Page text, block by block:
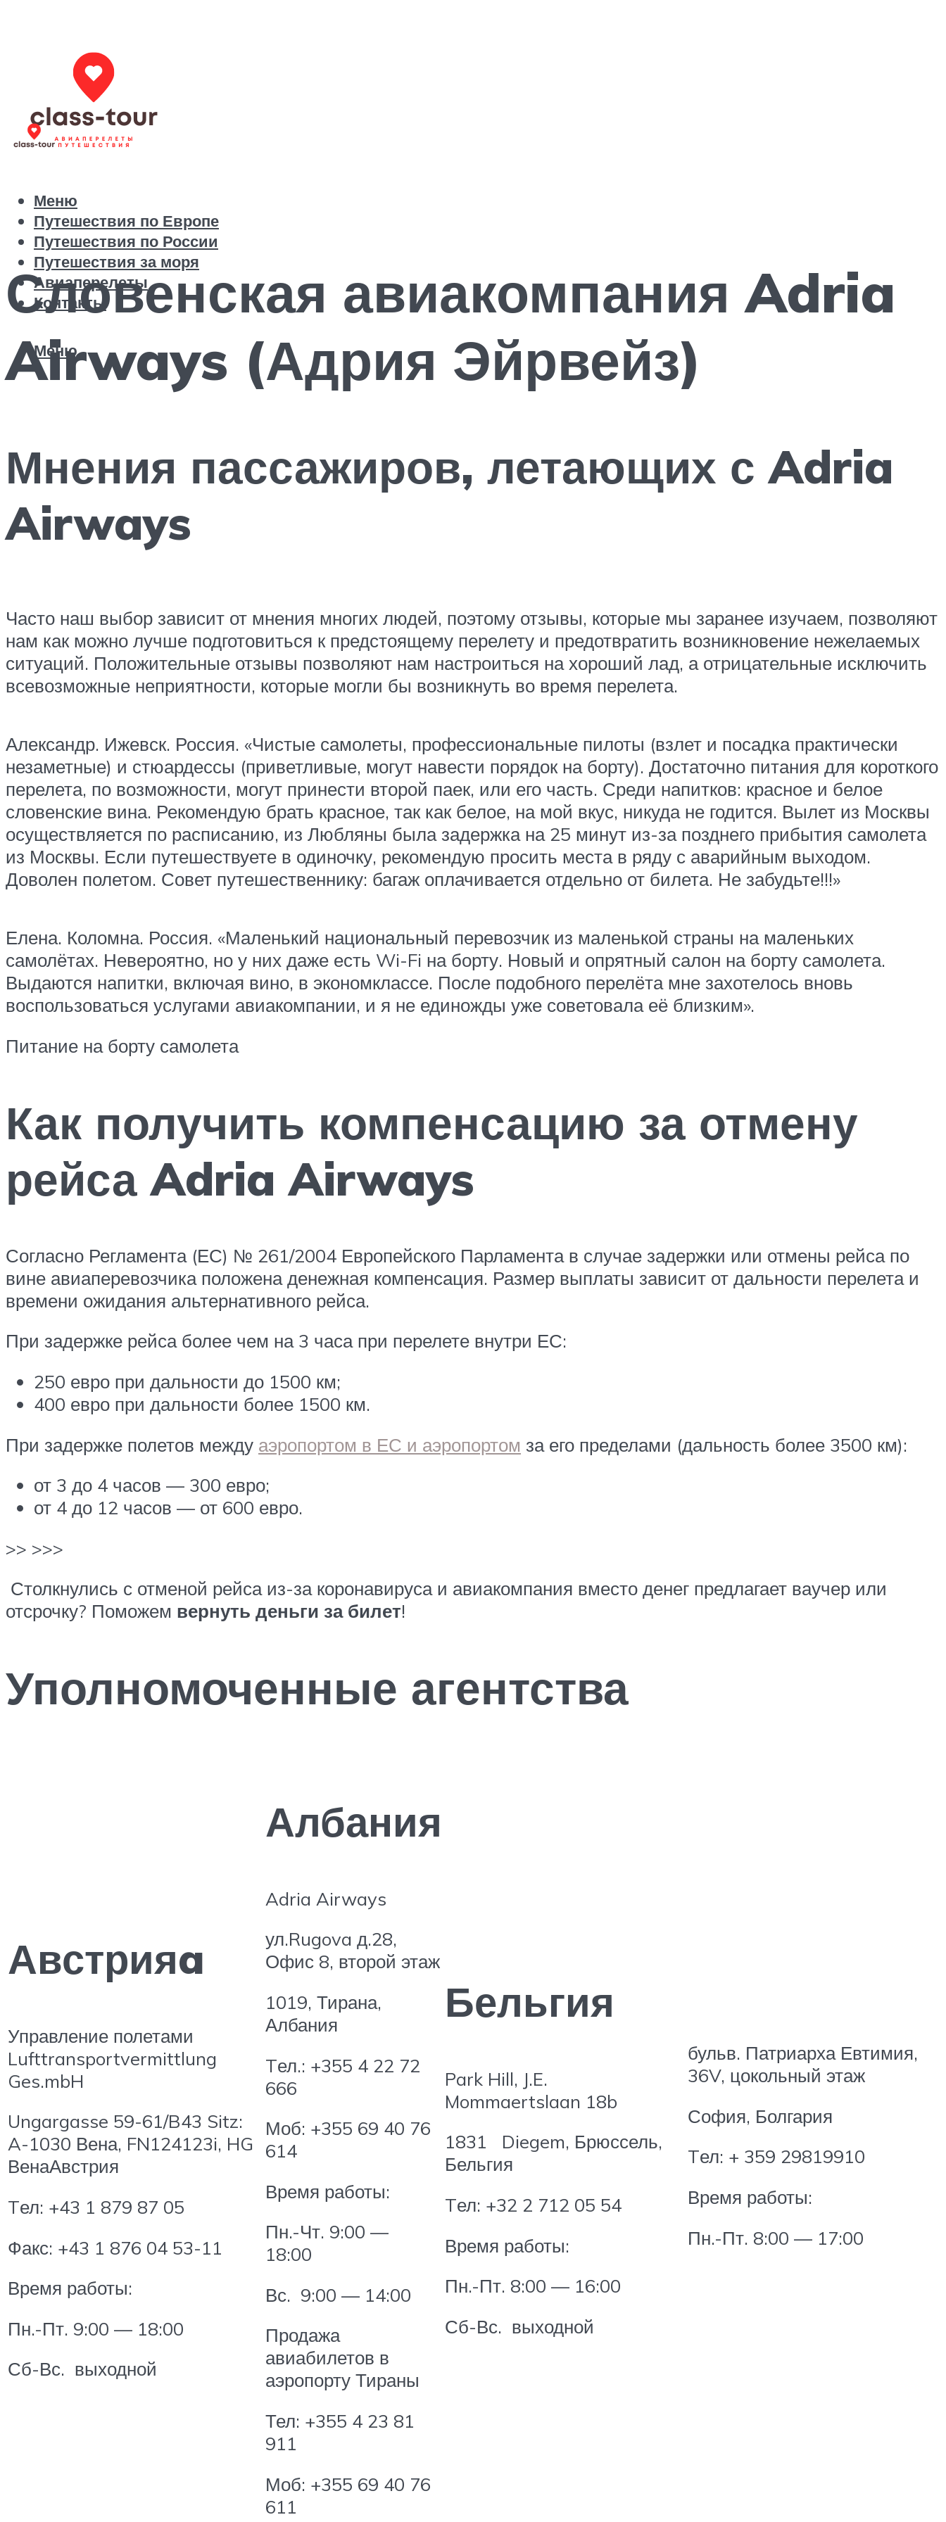
Путешествия по Европе
Путешествия по России
Путешествия за моря
Авиаперелеты
Контакты
Меню
Меню
Словенская авиакомпания Adria
Airways (Адрия Эйрвейз)
Мнения пассажиров, летающих с Adria
Airways
Часто наш выбор зависит от мнения многих людей, поэтому отзывы, которые мы заранее изучаем, позволяют
нам как можно лучше подготовиться к предстоящему перелету и предотвратить возникновение нежелаемых
ситуаций. Положительные отзывы позволяют нам настроиться на хороший лад, а отрицательные исключить
всевозможные неприятности, которые могли бы возникнуть во время перелета.
Александр. Ижевск. Россия. «Чистые самолеты, профессиональные пилоты (взлет и посадка практически
незаметные) и стюардессы (приветливые, могут навести порядок на борту). Достаточно питания для короткого
перелета, по возможности, могут принести второй паек, или его часть. Среди напитков: красное и белое
словенские вина. Рекомендую брать красное, так как белое, на мой вкус, никуда не годится. Вылет из Москвы
осуществляется по расписанию, из Любляны была задержка на 25 минут из-за позднего прибытия самолета
из Москвы. Если путешествуете в одиночку, рекомендую просить места в ряду с аварийным выходом.
Доволен полетом. Совет путешественнику: багаж оплачивается отдельно от билета. Не забудьте!!!»
Елена. Коломна. Россия. «Маленький национальный перевозчик из маленькой страны на маленьких
самолётах. Невероятно, но у них даже есть Wi-Fi на борту. Новый и опрятный салон на борту самолета.
Выдаются напитки, включая вино, в экономклассе. После подобного перелёта мне захотелось вновь
воспользоваться услугами авиакомпании, и я не единожды уже советовала её близким».
Питание на борту самолета
Как получить компенсацию за отмену
рейса Adria Airways
Согласно Регламента (ЕС) № 261/2004 Европейского Парламента в случае задержки или отмены рейса по
вине авиаперевозчика положена денежная компенсация. Размер выплаты зависит от дальности перелета и
времени ожидания альтернативного рейса.
При задержке рейса более чем на 3 часа при перелете внутри ЕС:
250 евро при дальности до 1500 км;
400 евро при дальности более 1500 км.
При задержке полетов между аэропортом в ЕС и аэропортом за его пределами (дальность более 3500 км):
от 3 до 4 часов — 300 евро;
от 4 до 12 часов — от 600 евро.
>> >>>
Столкнулись с отменой рейса из-за коронавируса и авиакомпания вместо денег предлагает ваучер или
отсрочку? Поможем вернуть деньги за билет!
Уполномоченные агентства
Австрияa
Управление полетами
Lufttransportvermittlung
Ges.mbH
Ungargasse 59-61/B43 Sitz:
A-1030 Вена, FN124123i, HG
ВенаАвстрия
Tел: +43 1 879 87 05
Факс: +43 1 876 04 53-11
Время работы:
Пн.-Пт. 9:00 — 18:00
Сб-Вс. выходной
Албания
Adria Airways
ул.Rugova д.28,
Офис 8, второй этаж
1019, Тирана,
Албания
Tел.: +355 4 22 72
666
Моб: +355 69 40 76
614
Время работы:
Пн.-Чт. 9:00 —
18:00
Вс. 9:00 — 14:00
Продажа
авиабилетов в
аэропорту Тираны
Тел: +355 4 23 81
911
Моб: +355 69 40 76
611
Бельгия
Park Hill, J.E.
Mommaertslaan 18b
1831 Diegem, Брюссель,
Бельгия
Tел: +32 2 712 05 54
Время работы:
Пн.-Пт. 8:00 — 16:00
Сб-Вс. выходной
бульв. Патриарха Евтимия,
36V, цокольный этаж
София, Болгария
Tел: + 359 29819910
Время работы:
Пн.-Пт. 8:00 — 17:00